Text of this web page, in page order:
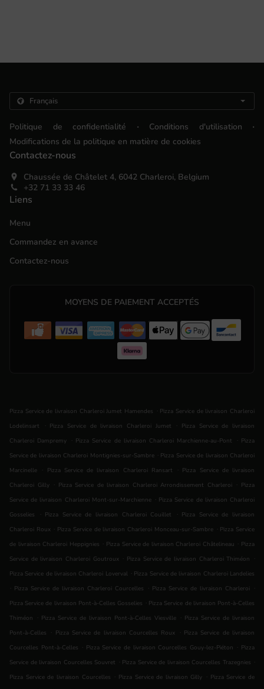
Politique de confidentialité . Conditions d'utilisation .
Modifications de la politique en matière de cookies
Contactez-nous
Chaussée de Châtelet 4, 6042 Charleroi, Belgium
+32 71 33 33 46
Liens
Menu
Commandez en avance
Contactez-nous
MOYENS DE PAIEMENT ACCEPTÉS
Pizza Service de livraison Charleroi Jumet Hamendes . Pizza Service de livraison Charleroi
Lodelinsart
. Pizza Service de livraison Charleroi Jumet . Pizza Service de livraison
Charleroi Dampremy
. Pizza Service de livraison Charleroi Marchienne-au-Pont . Pizza
Service de livraison Charleroi Montignies-sur-Sambre . Pizza Service de livraison Charleroi
Marcinelle
. Pizza Service de livraison Charleroi Ransart . Pizza Service de livraison
Charleroi Gilly
. Pizza Service de livraison Charleroi Arrondissement Charleroi . Pizza
Service de livraison Charleroi Mont-sur-Marchienne . Pizza Service de livraison Charleroi
Gosselies
. Pizza Service de livraison Charleroi Couillet . Pizza Service de livraison
Charleroi Roux . Pizza Service de livraison Charleroi Monceau-sur-Sambre . Pizza Service
de livraison Charleroi Heppignies . Pizza Service de livraison Charleroi Châtelineau . Pizza
Service de livraison Charleroi Goutroux . Pizza Service de livraison Charleroi Thiméon
.
Pizza Service de livraison Charleroi Loverval . Pizza Service de livraison Charleroi Landelies
. Pizza Service de livraison Charleroi Courcelles . Pizza Service de livraison Charleroi .
Pizza Service de livraison Pont-à-Celles Gosselies . Pizza Service de livraison Pont-à-Celles
Thiméon
. Pizza Service de livraison Pont-à-Celles Viesville . Pizza Service de livraison
Pont-à-Celles
. Pizza Service de livraison Courcelles Roux . Pizza Service de livraison
Courcelles Pont-à-Celles . Pizza Service de livraison Courcelles Gouy-lez-Piéton . Pizza
Service de livraison Courcelles Souvret . Pizza Service de livraison Courcelles Trazegnies .
Pizza Service de livraison Courcelles . Pizza Service de livraison Gilly . Pizza Service de